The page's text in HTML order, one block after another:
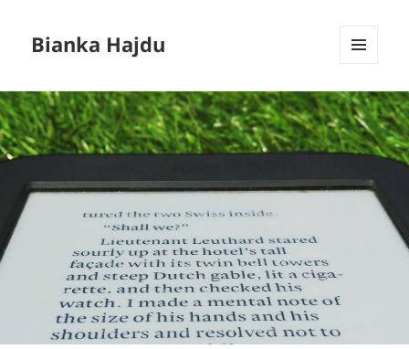
Bianka Hajdu
WIDGETS